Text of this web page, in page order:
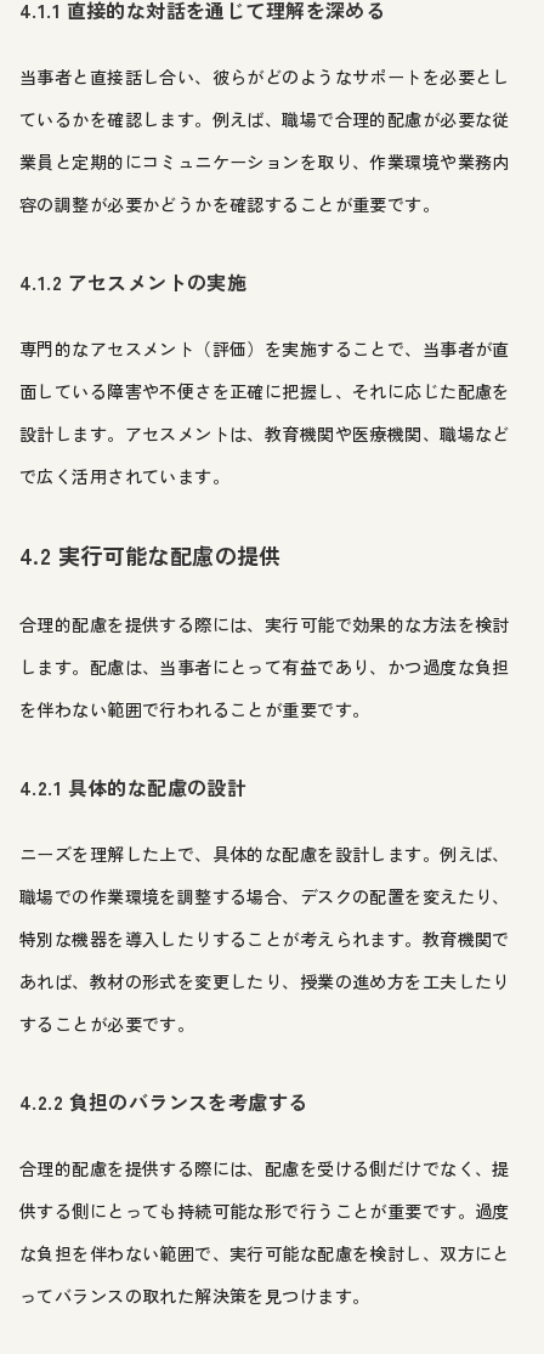
4.1.1 直接的な対話を通じて理解を深める
当事者と直接話し合い、彼らがどのようなサポートを必要とし
ているかを確認します。例えば、職場で合理的配慮が必要な従
業員と定期的にコミュニケーションを取り、作業環境や業務内
容の調整が必要かどうかを確認することが重要です。
4.1.2 アセスメントの実施
専門的なアセスメント（評価）を実施することで、当事者が直
面している障害や不便さを正確に把握し、それに応じた配慮を
設計します。アセスメントは、教育機関や医療機関、職場など
で広く活用されています。
4.2 実行可能な配慮の提供
合理的配慮を提供する際には、実行可能で効果的な方法を検討
します。配慮は、当事者にとって有益であり、かつ過度な負担
を伴わない範囲で行われることが重要です。
4.2.1 具体的な配慮の設計
ニーズを理解した上で、具体的な配慮を設計します。例えば、
職場での作業環境を調整する場合、デスクの配置を変えたり、
特別な機器を導入したりすることが考えられます。教育機関で
あれば、教材の形式を変更したり、授業の進め方を工夫したり
することが必要です。
4.2.2 負担のバランスを考慮する
合理的配慮を提供する際には、配慮を受ける側だけでなく、提
供する側にとっても持続可能な形で行うことが重要です。過度
な負担を伴わない範囲で、実行可能な配慮を検討し、双方にと
ってバランスの取れた解決策を見つけます。